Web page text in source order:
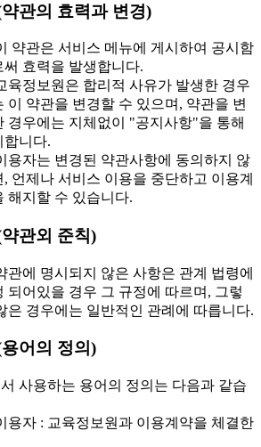
관의 효력과 변경)
약관은 서비스 메뉴에 게시하여 공시함
써 효력을 발생합니다.
정보원은 합리적 사유가 발생한 경우
이 약관을 변경할 수 있으며, 약관을 변
경우에는 지체없이 "공지사항"을 통해
합니다.
자는 변경된 약관사항에 동의하지 않
, 언제나 서비스 이용을 중단하고 이용계
해지할 수 있습니다.
관외 준칙)
관에 명시되지 않은 사항은 관계 법령에
되어있을 경우 그 규정에 따르며, 그렇
은 경우에는 일반적인 관례에 따릅니다.
어의 정의)
사용하는 용어의 정의는 다음과 같습
자 : 교육정보원과 이용계약을 체결한